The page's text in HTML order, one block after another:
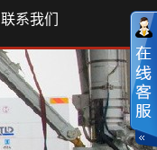
联系我们